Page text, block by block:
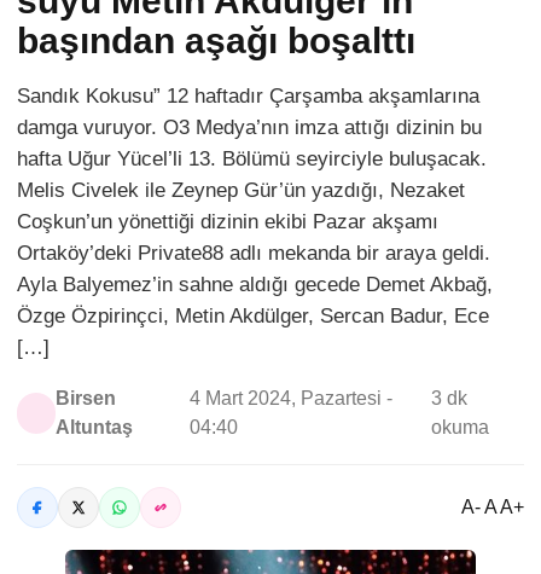
başından aşağı boşalttı
Sandık Kokusu” 12 haftadır Çarşamba akşamlarına
damga vuruyor. O3 Medya’nın imza attığı dizinin bu
hafta Uğur Yücel’li 13. Bölümü seyirciyle buluşacak.
Melis Civelek ile Zeynep Gür’ün yazdığı, Nezaket
Coşkun’un yönettiği dizinin ekibi Pazar akşamı
Ortaköy’deki Private88 adlı mekanda bir araya geldi.
Ayla Balyemez’in sahne aldığı gecede Demet Akbağ,
Özge Özpirinçci, Metin Akdülger, Sercan Badur, Ece
[…]
Birsen
Altuntaş
4 Mart 2024, Pazartesi -
04:40
3 dk
okuma
A- A A+